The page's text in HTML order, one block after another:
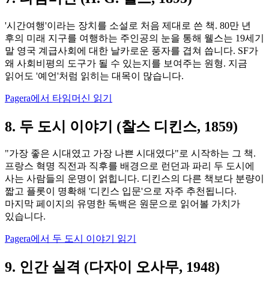
'시간여행'이라는 장치를 소설로 처음 제대로 쓴 책. 80만 년
후의 미래 지구를 여행하는 주인공의 눈을 통해 웰스는 19세기
말 영국 계급사회에 대한 날카로운 풍자를 겹쳐 씁니다. SF가
왜 사회비평의 도구가 될 수 있는지를 보여주는 원형. 지금
읽어도 '예언'처럼 읽히는 대목이 많습니다.
Pagera에서 타임머신 읽기
8. 두 도시 이야기 (찰스 디킨스, 1859)
"가장 좋은 시대였고 가장 나쁜 시대였다"로 시작하는 그 책.
프랑스 혁명 직전과 직후를 배경으로 런던과 파리 두 도시에
사는 사람들의 운명이 얽힙니다. 디킨스의 다른 책보다 분량이
짧고 플롯이 명확해 '디킨스 입문'으로 자주 추천됩니다.
마지막 페이지의 유명한 독백은 원문으로 읽어볼 가치가
있습니다.
Pagera에서 두 도시 이야기 읽기
9. 인간 실격 (다자이 오사무, 1948)